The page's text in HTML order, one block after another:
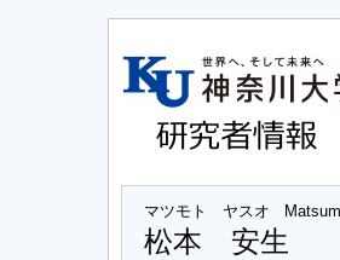
マツモト ヤスオ
松本 安生